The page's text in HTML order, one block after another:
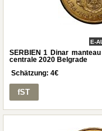
E-
SERBIEN 1 Dinar
centrale 2020 Belgrade
Schätzung: 4€
fST